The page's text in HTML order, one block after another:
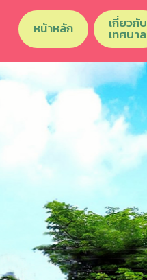
หน้าหลัก เกี่ยวกับ
เทศบาล
Previous